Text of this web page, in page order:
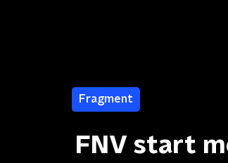
Fragment
FNV start